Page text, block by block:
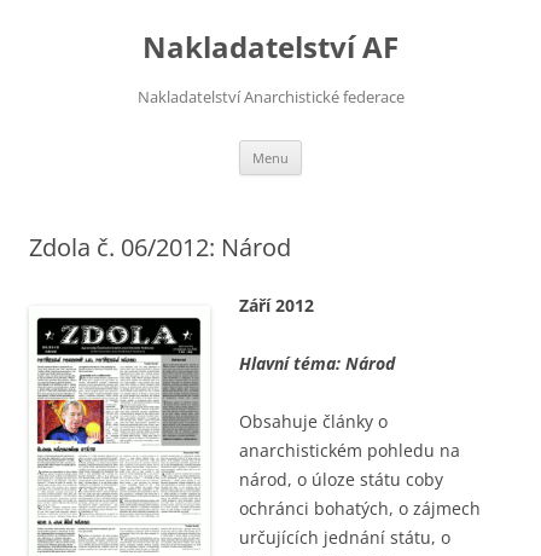
Nakladatelství AF
Nakladatelství Anarchistické federace
Menu
Zdola č. 06/2012: Národ
Září 2012
Hlavní téma: Národ
Obsahuje články o
anarchistickém pohledu na
národ, o úloze státu coby
ochránci bohatých, o zájmech
určujících jednání státu, o